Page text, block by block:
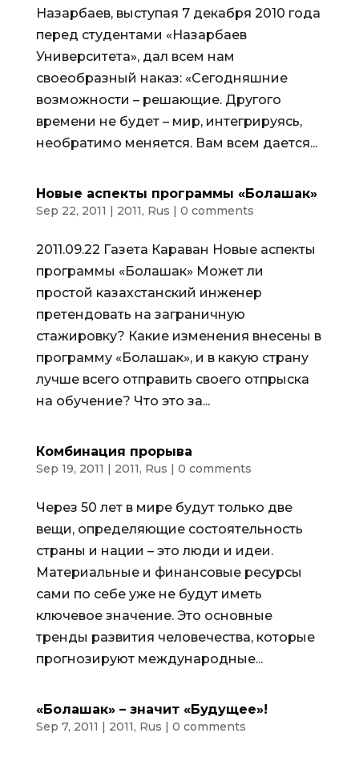
Назарбаев, выступая 7 декабря 2010 года
перед студентами «Назарбаев
Университета», дал всем нам
своеобразный наказ: «Сегодняшние
возможности – решающие. Другого
времени не будет – мир, интегрируясь,
необратимо меняется. Вам всем дается...
Новые аспекты программы «Болашак»
Sep 22, 2011 | 2011, Rus | 0 comments
2011.09.22 Газета Караван Новые аспекты
программы «Болашак» Может ли
простой казахстанский инженер
претендовать на заграничную
стажировку? Какие изменения внесены в
программу «Болашак», и в какую страну
лучше всего отправить своего отпрыска
на обучение? Что это за...
Комбинация прорыва
Sep 19, 2011 | 2011, Rus | 0 comments
Через 50 лет в мире будут только две
вещи, определяющие состоятельность
страны и нации – это люди и идеи.
Материальные и финансовые ресурсы
сами по себе уже не будут иметь
ключевое значение. Это основные
тренды развития человечества, которые
прогнозируют международные...
«Болашак» – значит «Будущее»!
Sep 7, 2011 | 2011, Rus | 0 comments